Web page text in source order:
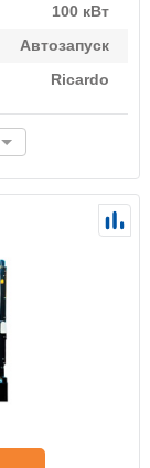
100 кВт
Автозапуск
Ricardo